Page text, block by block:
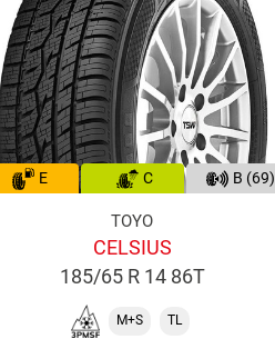
E C B (69)
TOYO
CELSIUS
185/65 R 14 86T
M+S TL